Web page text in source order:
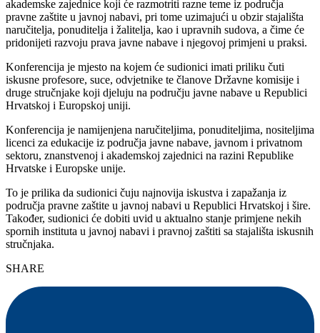
akademske zajednice koji će razmotriti razne teme iz područja
pravne zaštite u javnoj nabavi, pri tome uzimajući u obzir stajališta
naručitelja, ponuditelja i žalitelja, kao i upravnih sudova, a čime će
pridonijeti razvoju prava javne nabave i njegovoj primjeni u praksi.
Konferencija je mjesto na kojem će sudionici imati priliku čuti
iskusne profesore, suce, odvjetnike te članove Državne komisije i
druge stručnjake koji djeluju na području javne nabave u Republici
Hrvatskoj i Europskoj uniji.
Konferencija je namijenjena naručiteljima, ponuditeljima, nositeljima
licenci za edukacije iz područja javne nabave, javnom i privatnom
sektoru, znanstvenoj i akademskoj zajednici na razini Republike
Hrvatske i Europske unije.
To je prilika da sudionici čuju najnovija iskustva i zapažanja iz
područja pravne zaštite u javnoj nabavi u Republici Hrvatskoj i šire.
Također, sudionici će dobiti uvid u aktualno stanje primjene nekih
spornih instituta u javnoj nabavi i pravnoj zaštiti sa stajališta iskusnih
stručnjaka.
SHARE